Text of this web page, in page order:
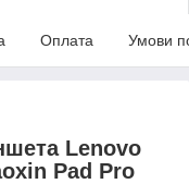
Оплата Умови
Lenovo
Pad Pro